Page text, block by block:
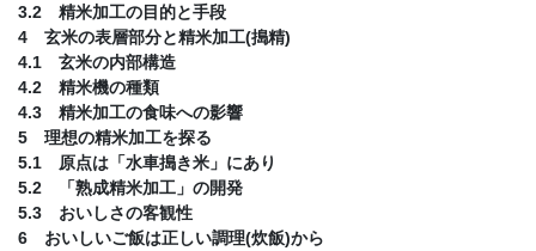
3.2 精米加工の目的と手段
4 玄米の表層部分と精米加工(搗精)
4.1 玄米の内部構造
4.2 精米機の種類
4.3 精米加工の食味への影響
5 理想の精米加工を探る
5.1 原点は「水車搗き米」にあり
5.2 「熟成精米加工」の開発
5.3 おいしさの客観性
6 おいしいご飯は正しい調理(炊飯)から